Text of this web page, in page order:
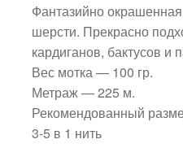
Фантазийно
шерсти. Прекрасно
кардиганов, бактусов и
Вес мотка — 100 гр.
Метраж — 225 м.
Рекомендованный
3-5 в 1 нить